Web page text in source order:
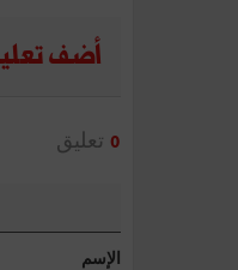
أضف
0 تعليق
الإسم